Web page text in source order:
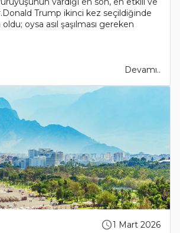
Trump ikinci kez seçildiğinde
oysa asıl şaşılması gereken
Devamı..
1 Mart 2026